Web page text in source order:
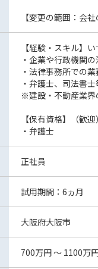
【変更の範囲：会
【経験・スキル】
・企業や行政機関
・法律事務所での業
・弁護士、司法書
※建設・不動産業界
【保有資格】（歓迎）
・弁護士
正社員
試用期間：6ヵ月
大阪府大阪市
700万円 ～ 1100万